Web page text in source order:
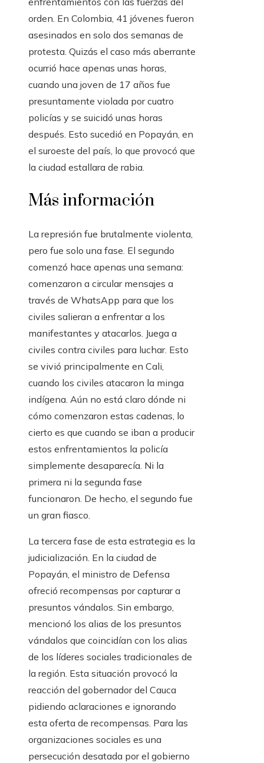
orden. En Colombia, 41 jóvenes fueron
asesinados en solo dos semanas de
protesta. Quizás el caso más aberrante
ocurrió hace apenas unas horas,
cuando una joven de 17 años fue
presuntamente violada por cuatro
policías y se suicidó unas horas
después. Esto sucedió en Popayán, en
el suroeste del país, lo que provocó que
la ciudad estallara de rabia.
Más información
La represión fue brutalmente violenta,
pero fue solo una fase. El segundo
comenzó hace apenas una semana:
comenzaron a circular mensajes a
través de WhatsApp para que los
civiles salieran a enfrentar a los
manifestantes y atacarlos. Juega a
civiles contra civiles para luchar. Esto
se vivió principalmente en Cali,
cuando los civiles atacaron la minga
indígena. Aún no está claro dónde ni
cómo comenzaron estas cadenas, lo
cierto es que cuando se iban a producir
estos enfrentamientos la policía
simplemente desaparecía. Ni la
primera ni la segunda fase
funcionaron. De hecho, el segundo fue
un gran fiasco.
La tercera fase de esta estrategia es la
judicialización. En la ciudad de
Popayán, el ministro de Defensa
ofreció recompensas por capturar a
presuntos vándalos. Sin embargo,
mencionó los alias de los presuntos
vándalos que coincidían con los alias
de los líderes sociales tradicionales de
la región. Esta situación provocó la
reacción del gobernador del Cauca
pidiendo aclaraciones e ignorando
esta oferta de recompensas. Para las
organizaciones sociales es una
persecución desatada por el gobierno